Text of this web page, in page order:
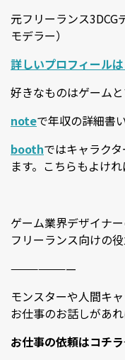
元フリーランス3DCG
モデラー）
詳しいプロフィール
好きなものはゲーム
noteで年収の詳細書
boothではキャラク
ます。こちらもよけ
ゲーム業界デザイナ
フリーランス向けの
———————
モンスターや人間キ
お仕事のお話しがあ
お仕事の依頼はコチラ